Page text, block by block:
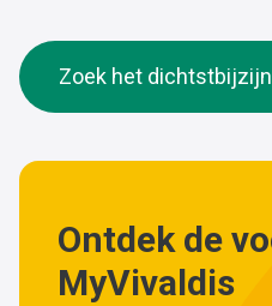
Zoek het
Ontdek de
MyVivaldis